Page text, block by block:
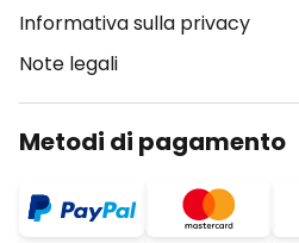
Informativa sulla privacy
Note legali
Metodi di pagamento